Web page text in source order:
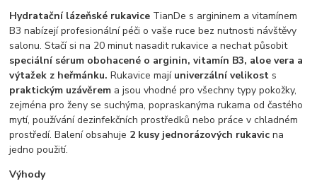
Hydratační lázeňské rukavice TianDe s argininem a vitamínem
B3 nabízejí profesionální péči o vaše ruce bez nutnosti návštěvy
salonu. Stačí si na 20 minut nasadit rukavice a nechat působit
speciální sérum obohacené o arginin, vitamín B3, aloe vera a
výtažek z heřmánku.Rukavice mají univerzální velikost s
praktickým uzávěrem a jsou vhodné pro všechny typy pokožky,
zejména pro ženy se suchýma, popraskanýma rukama od častého
mytí, používání dezinfekčních prostředků nebo práce v chladném
prostředí. Balení obsahuje 2 kusy jednorázových rukavic na
jedno použití.
Výhody